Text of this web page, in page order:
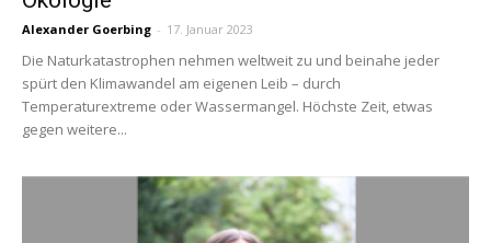
Alexander Goerbing - 17. Januar 2023
Die Naturkatastrophen nehmen weltweit zu und beinahe jeder
spürt den Klimawandel am eigenen Leib – durch
Temperaturextreme oder Wassermangel. Höchste Zeit, etwas
gegen weitere...